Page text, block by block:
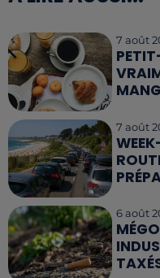
7 août
7 août
6 août